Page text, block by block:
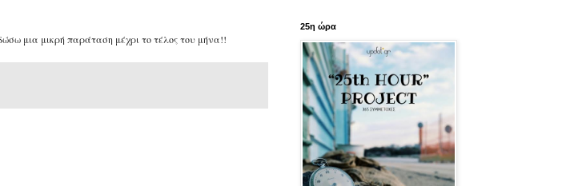
μια μικρή παράταση μέχρι το τέλος του μήνα!!
25η ώρα